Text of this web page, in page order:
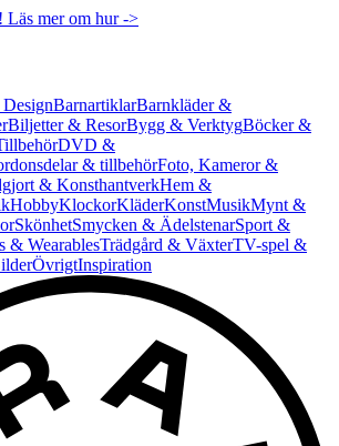
Läs mer om hur ->
BarnartiklarBarnkläder &
Biljetter & ResorBygg & VerktygBöcker &
DVD &
& tillbehörFoto, Kameror &
& KonsthantverkHem &
HobbyKlockorKläderKonstMusikMynt &
SkönhetSmycken & ÄdelstenarSport &
& WearablesTrädgård & VäxterTV-spel &
ÖvrigtInspiration